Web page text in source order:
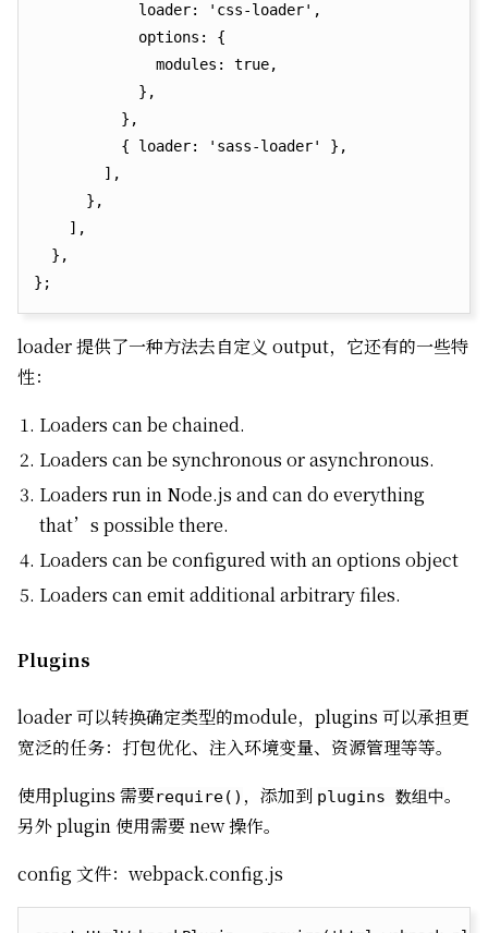
            loader: 'css-loader',
            options: {
              modules: true,
            },
          },
          { loader: 'sass-loader' },
        ],
      },
    ],
  },
loader 提供了一种方法去自定义 output，它还有的一些特
性：
Loaders can be chained.
Loaders can be synchronous or asynchronous.
Loaders run in Node.js and can do everything
that’s possible there.
Loaders can be configured with an options object
Loaders can emit additional arbitrary files.
Plugins
loader 可以转换确定类型的module，plugins 可以承担更
宽泛的任务：打包优化、注入环境变量、资源管理等等。
使用plugins 需要require() ，添加到 plugins 数组中。
另外 plugin 使用需要 new 操作。
config 文件：webpack.config.js